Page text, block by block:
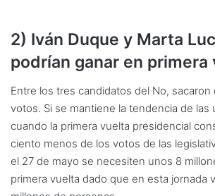
2) Iván Duque y Marta
podrían ganar en primera
Entre los tres candidatos del No, sacaron
votos. Si se mantiene la tendencia de las
cuando la primera vuelta presidencial
ciento menos de los votos de las
el 27 de mayo se necesiten unos 8
primera vuelta dado que en esta jornada